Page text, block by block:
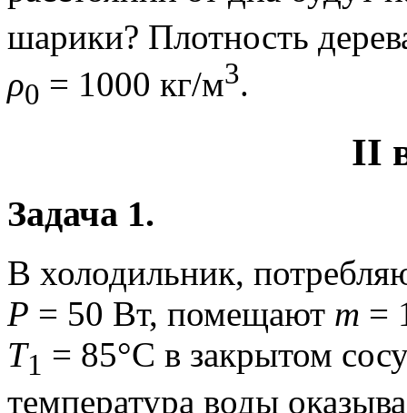
шарики? Плотность
ρ0 = 1000 кг/м3.
II
Задача 1.
В холодильник,
P = 50 Вт, помещают m =
T1 = 85°C в закрытом
температура воды